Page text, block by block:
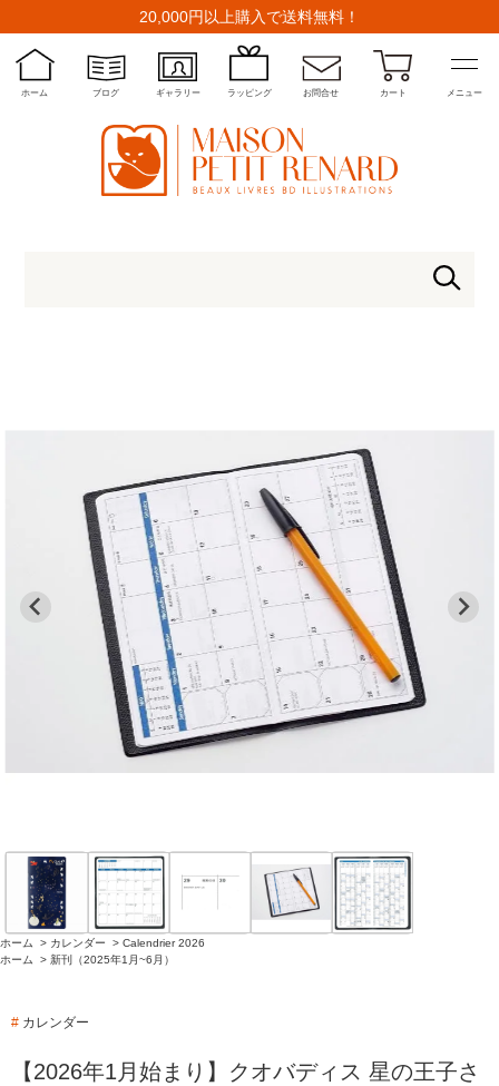
20,000円以上購入で送料無料！
ホーム ブログ ギャラリー ラッピング お問合せ カート メニュー
ホーム > カレンダー > Calendrier 2026
ホーム
> 新刊（2025年1月~6月）
# カレンダー
【2026年1月始まり】クオバディス 星の王子さ